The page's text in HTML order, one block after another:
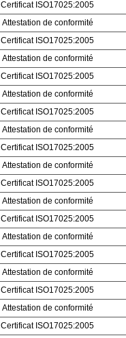
Certificat ISO17025:2005
Attestation de conformité
Certificat ISO17025:2005
Attestation de conformité
Certificat ISO17025:2005
Attestation de conformité
Certificat ISO17025:2005
Attestation de conformité
Certificat ISO17025:2005
Attestation de conformité
Certificat ISO17025:2005
Attestation de conformité
Certificat ISO17025:2005
Attestation de conformité
Certificat ISO17025:2005
Attestation de conformité
Certificat ISO17025:2005
Attestation de conformité
Certificat ISO17025:2005